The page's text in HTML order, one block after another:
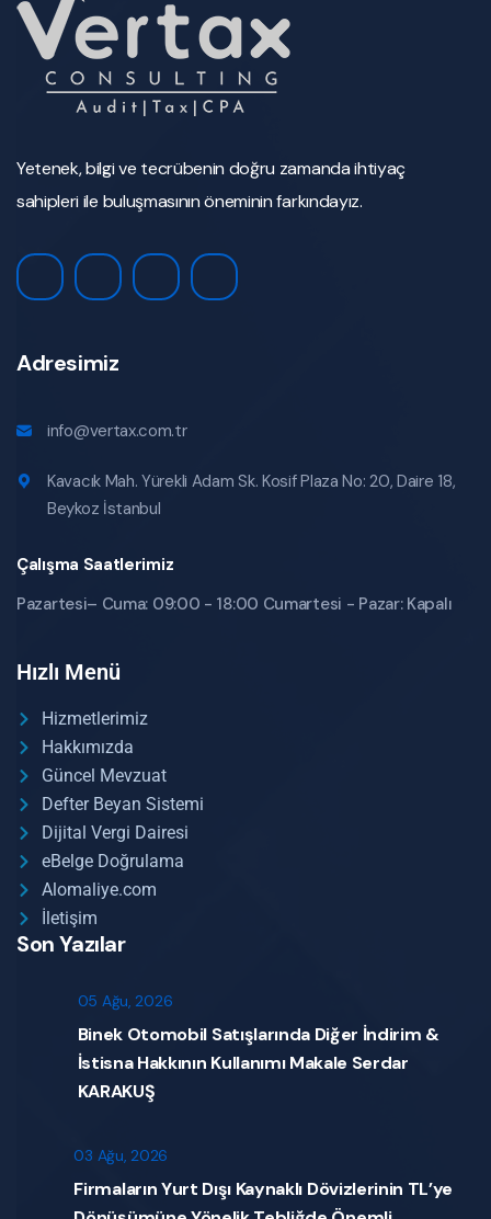
Yetenek, bilgi ve tecrübenin doğru zamanda ihtiyaç
sahipleri ile buluşmasının öneminin farkındayız.
Adresimiz
info@vertax.com.tr
Kavacık Mah. Yürekli Adam Sk. Kosif Plaza No: 20, Daire 18,
Beykoz İstanbul
Çalışma Saatlerimiz
Pazartesi– Cuma: 09:00 - 18:00 Cumartesi - Pazar: Kapalı
Hızlı Menü
Hizmetlerimiz
Hakkımızda
Güncel Mevzuat
Defter Beyan Sistemi
Dijital Vergi Dairesi
eBelge Doğrulama
Alomaliye.com
İletişim
Son Yazılar
05 Ağu, 2026
Binek Otomobil Satışlarında Diğer İndirim &
İstisna Hakkının Kullanımı Makale Serdar
KARAKUŞ
03 Ağu, 2026
Firmaların Yurt Dışı Kaynaklı Dövizlerinin TL’ye